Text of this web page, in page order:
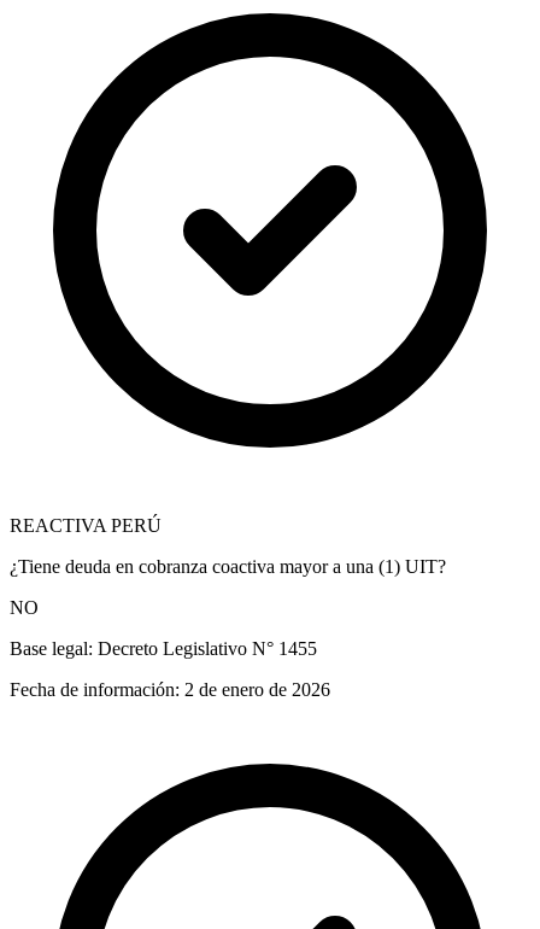
REACTIVA PERÚ
¿Tiene deuda en cobranza coactiva mayor a una (1) UIT?
NO
Base legal: Decreto Legislativo N° 1455
Fecha de información: 2 de enero de 2026